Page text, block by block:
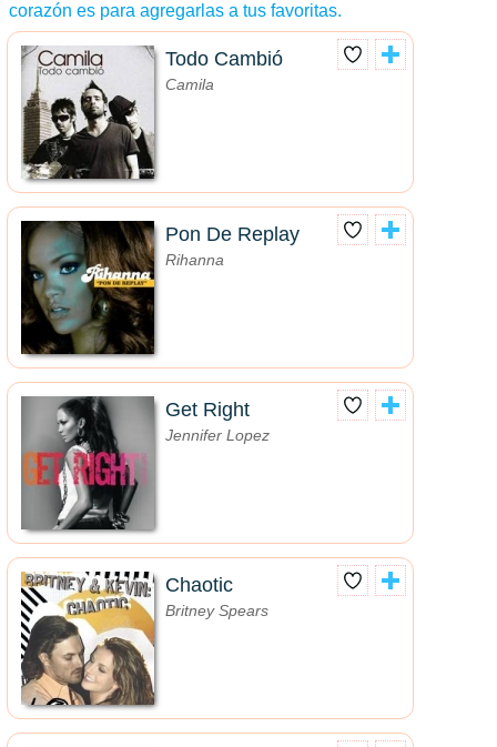
corazón es para agregarlas a tus favoritas.
Todo Cambió
Camila
Pon De Replay
Rihanna
Get Right
Jennifer Lopez
Chaotic
Britney Spears